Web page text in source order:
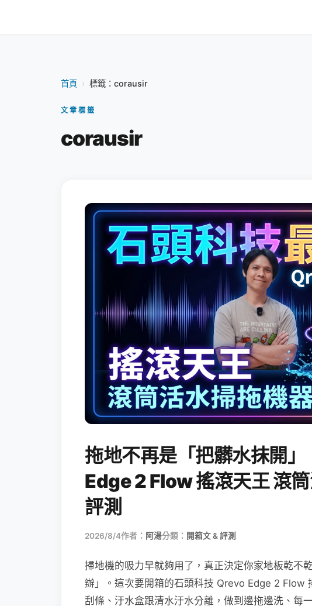
首頁 › 標籤：corausir
文章標籤
corausir
拖地不再是「把髒水抹開
Edge 2 Flow 搖滾天王 滾
評測
2026/8/4作者： 阿湯分類： 開箱文 & 評測
掃地機的吸力早就夠用了，真正決定你家地板乾不
辦」。這次要開箱的石頭科技 Qrevo Edge 2 Flow
刮條、汙水盒跟清水汙水分離，做到邊拖邊洗、每